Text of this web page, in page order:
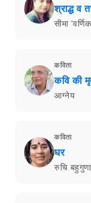
श्राद्ध व
सीमा
कविता
कवि की
आग्नेय
कविता
घर
रुचि